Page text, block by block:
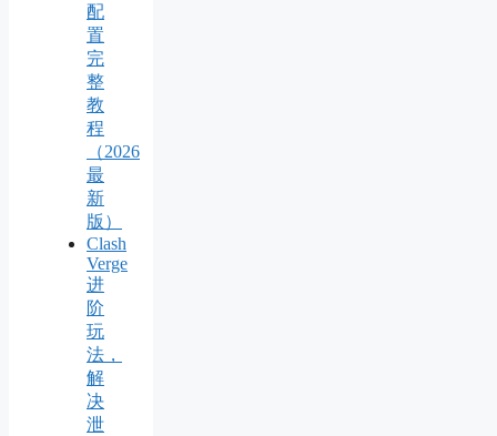
配
置
完
整
教
程
（2026
最
新
版）
Clash
Verge
进
阶
玩
法，
解
决
泄